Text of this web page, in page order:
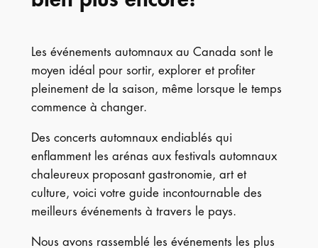
Les événements automnaux au Canada sont le
moyen idéal pour sortir, explorer et profiter
pleinement de la saison, même lorsque le temps
commence à changer.
Des concerts automnaux endiablés qui
enflamment les arénas aux festivals automnaux
chaleureux proposant gastronomie, art et
culture, voici votre guide incontournable des
meilleurs événements à travers le pays.
Nous avons rassemblé les événements les plus